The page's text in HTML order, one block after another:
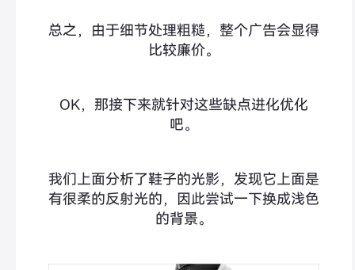
总之，由于细节处理粗糙，整个广告会显得
比较廉价。
OK，那接下来就针对这些缺点进化优化
吧。
我们上面分析了鞋子的光影，发现它上面是
有很柔的反射光的，因此尝试一下换成浅色
的背景。